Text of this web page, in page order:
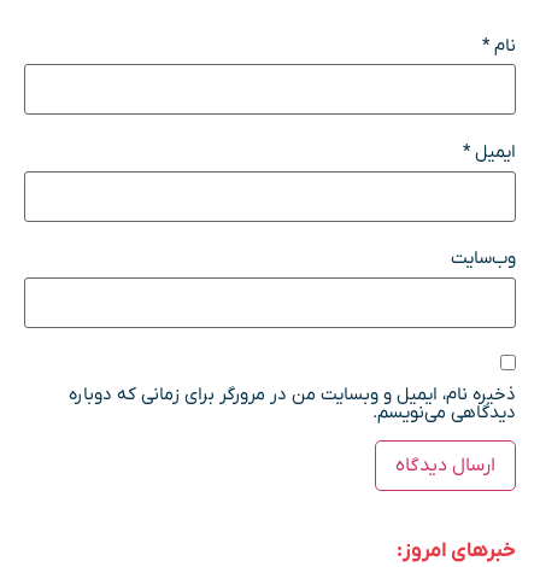
نام*
ایمیل*
وب‌سایت
ذخیره نام، ایمیل و وبسایت من در مرورگر برای زمانی که دوباره
دیدگاهی می‌نویسم.
خبرهای امروز: